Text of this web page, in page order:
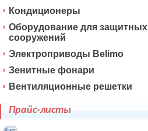
Кондиционеры
Оборудование для защитных
сооружений
Электроприводы Belimo
Зенитные фонари
Вентиляционные решетки
Прайс-листы